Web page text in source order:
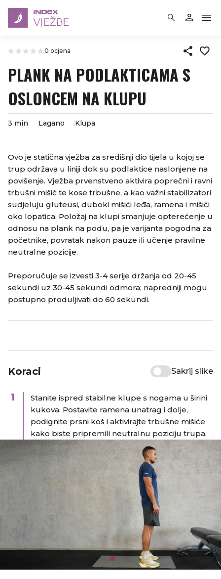
0 ocjena
PLANK NA PODLAKTICAMA S
OSLONCEM NA KLUPU
3 min Lagano Klupa
Ovo je statična vježba za središnji dio tijela u kojoj se
trup održava u liniji dok su podlaktice naslonjene na
povišenje. Vježba prvenstveno aktivira poprečni i ravni
trbušni mišić te kose trbušne, a kao važni stabilizatori
sudjeluju gluteusi, duboki mišići leđa, ramena i mišići
oko lopatica. Položaj na klupi smanjuje opterećenje u
odnosu na plank na podu, pa je varijanta pogodna za
početnike, povratak nakon pauze ili učenje pravilne
neutralne pozicije.
Preporučuje se izvesti 3-4 serije držanja od 20-45
sekundi uz 30-45 sekundi odmora; napredniji mogu
postupno produljivati do 60 sekundi.
Koraci Sakrij slike
1
Stanite ispred stabilne klupe s nogama u širini
kukova. Postavite ramena unatrag i dolje,
podignite prsni koš i aktivirajte trbušne mišiće
kako biste pripremili neutralnu poziciju trupa.